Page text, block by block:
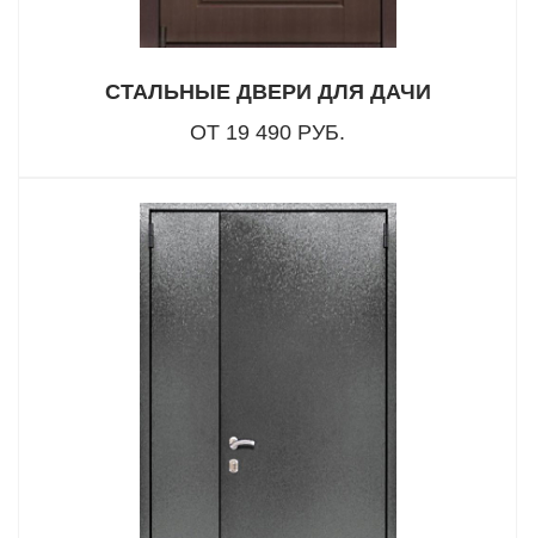
СТАЛЬНЫЕ ДВЕРИ ДЛЯ ДАЧИ
ОТ 19 490 РУБ.